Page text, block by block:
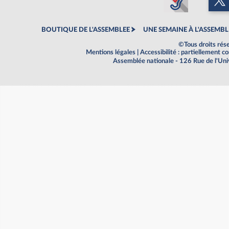
BOUTIQUE DE L'ASSEMBLEE UNE SEMAINE À
©Tous droits
Mentions légales
Accessibilité : partiellement
Assemblée nationale - 126 Rue de